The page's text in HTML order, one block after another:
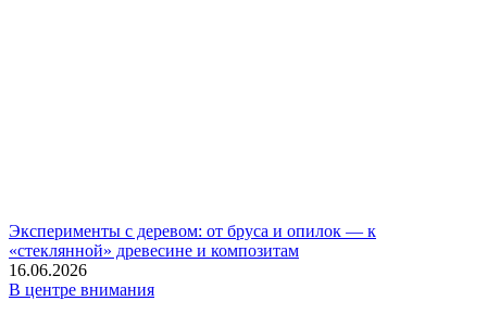
Эксперименты с деревом: от бруса и опилок — к
«стеклянной» древесине и композитам
16.06.2026
В центре внимания